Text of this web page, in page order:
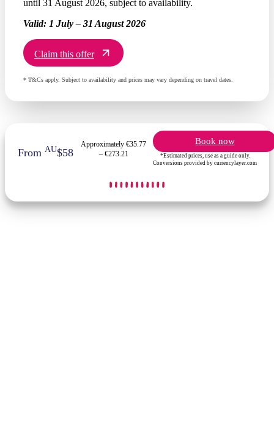
until 31 August 2026, subject to availability.
Valid: 1 July – 31 August 2026
Claim this offer
* T&Cs apply. Subject to availability and prices may vary depending on travel dates.
FromAU$58
Approximately €35.77
– €273.21
Book now
*Estimated prices, use as a guide only.
Conversions provided by currencylayer.com